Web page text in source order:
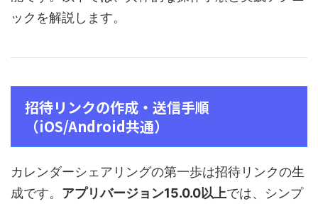
ックを解説します。
招待リンクの作成・送信手順
（iOS/Android共通）
カレンダーシェアリングの第一歩は招待リンクの生
成です。 アプリバージョン15.0.0以上では、シンプ